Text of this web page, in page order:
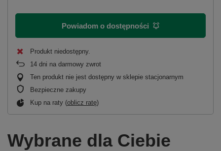
Powiadom o dostępności
Produkt niedostępny
14 dni na darmowy zwrot
Ten produkt nie jest dostępny w sklepie stacjonarnym
Bezpieczne zakupy
Kup na raty (oblicz ratę)
Wybrane dla Ciebie